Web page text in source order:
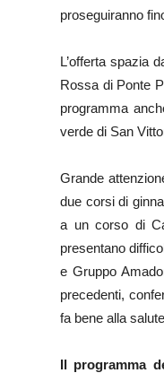
proseguiranno
L’offerta spazia
Rossa di Ponte
programma
verde di San
Grande
due corsi di
a un corso di
presentano
e Gruppo
precedenti,
fa bene alla
Il programma